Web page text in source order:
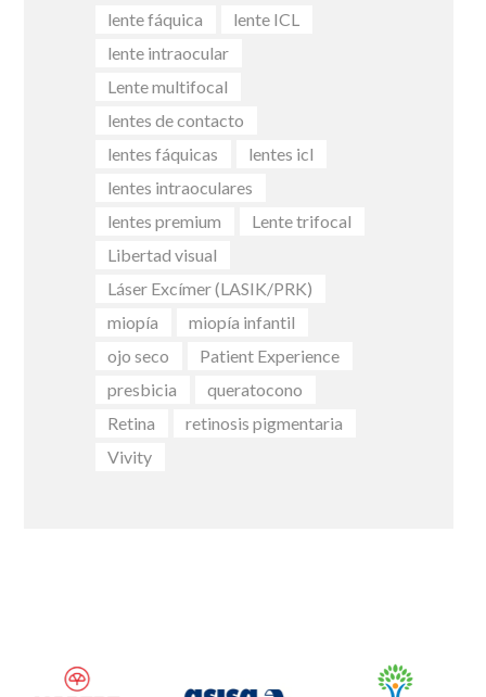
lente fáquica
lente ICL
lente intraocular
Lente multifocal
lentes de contacto
lentes fáquicas
lentes icl
lentes intraoculares
lentes premium
Lente trifocal
Libertad visual
Láser Excímer (LASIK/PRK)
miopía
miopía infantil
ojo seco
Patient Experience
presbicia
queratocono
Retina
retinosis pigmentaria
Vivity